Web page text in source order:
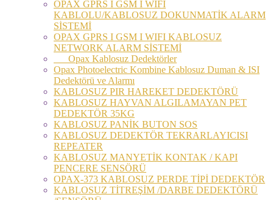
OPAX GPRS I GSM I WIFI
KABLOLU/KABLOSUZ DOKUNMATİK ALARM
SİSTEMİ
OPAX GPRS I GSM I WIFI KABLOSUZ
NETWORK ALARM SİSTEMİ
Opax Kablosuz Dedektörler
Opax Photoelectric Kombine Kablosuz Duman & ISI
Dedektörü ve Alarmı
KABLOSUZ PIR HAREKET DEDEKTÖRÜ
KABLOSUZ HAYVAN ALGILAMAYAN PET
DEDEKTÖR 35KG
KABLOSUZ PANİK BUTON SOS
KABLOSUZ DEDEKTÖR TEKRARLAYICISI
REPEATER
KABLOSUZ MANYETİK KONTAK / KAPI
PENCERE SENSÖRÜ
OPAX-373 KABLOSUZ PERDE TİPİ DEDEKTÖR
KABLOSUZ TİTREŞİM /DARBE DEDEKTÖRÜ